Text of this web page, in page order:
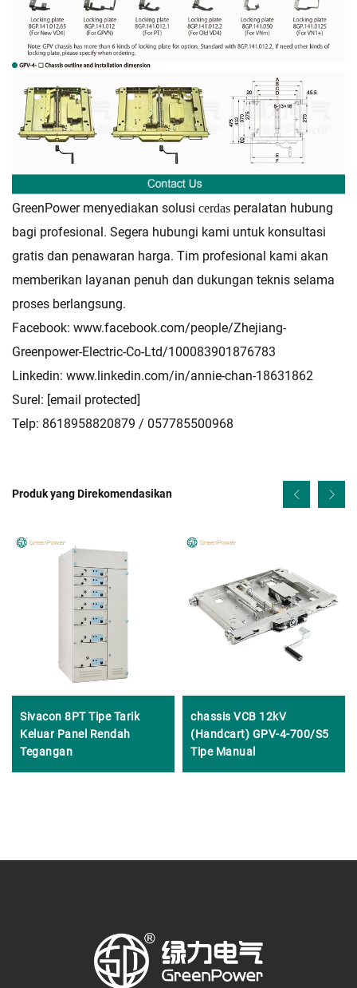
GreenPower menyediakan solusi cerdas peralatan hubung
bagi profesional. Segera hubungi kami untuk konsultasi
gratis dan penawaran harga. Tim profesional kami akan
memberikan layanan penuh dan dukungan teknis selama
proses berlangsung.
Facebook: www.facebook.com/people/Zhejiang-
Greenpower-Electric-Co-Ltd/100083901876783
Linkedin: www.linkedin.com/in/annie-chan-18631862
Surel: [email protected]
Telp: 8618958820879 / 057785500968
Produk yang Direkomendasikan
Sivacon 8PT Tipe Tarik
Keluar Panel Rendah
Tegangan
chassis VCB 12kV
(Handcart) GPV-4-700/S5
Tipe Manual